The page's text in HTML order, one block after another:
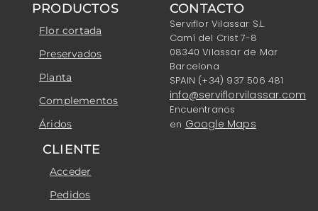
PRODUCTOS
Flor cortada
Preservados
Planta
Complementos
Áridos
CONTACTO
Serviflor Vilassar S.L.
Camí del Crist 7-8
08340 Vilassar de Mar
Barcelona
SPAIN (+34) 937 506 481
info@serviflorvilassar.com
Encuentranos
en Google Maps
CLIENTE
Acceder
Pedidos